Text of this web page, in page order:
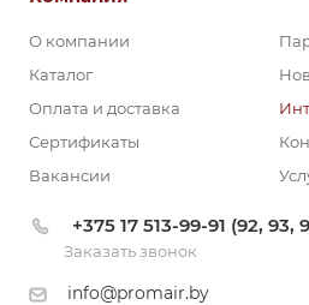
О компании
Каталог
Оплата и доставка
Сертификаты
Вакансии
+375 17 513-99-91 (92, 93,
Заказать звонок
info@promair.by